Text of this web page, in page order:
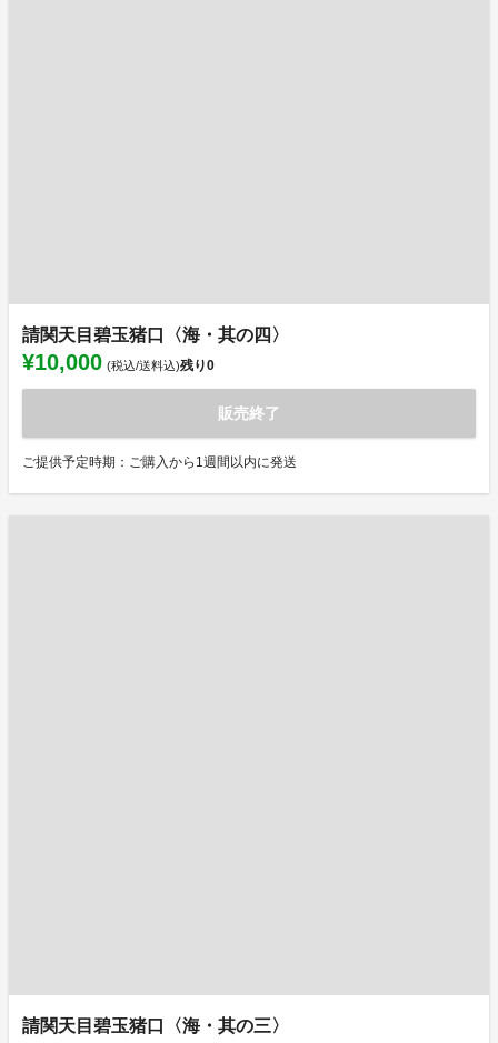
請関天目碧玉猪口〈海・其の四〉
¥10,000 (税込/送料込)残り0
販売終了
ご提供予定時期：ご購入から1週間以内に発送
請関天目碧玉猪口〈海・其の三〉